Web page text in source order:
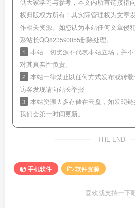
供大家学习与参考，本文内所有链接指
权归版权方所有！其实际管理权为文章
作相关资源。如您认为本站任何文章侵
系站长QQ823590055删除处理。
1
本站一切资源不代表本站立场，并
对其真实性负责。
2 本站一律禁止以任何方式发布或转载
访客发现请向站长举报
3 本站资源大多存储在云盘，如发现链
我们会第一时间更新。
THE END
手机软件 软件资源
喜欢就支持一下